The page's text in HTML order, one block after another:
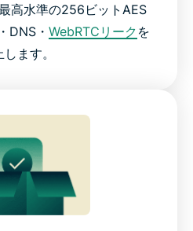
高水準の256ビットAES
DNS・ WebRTCリーク を
ます。